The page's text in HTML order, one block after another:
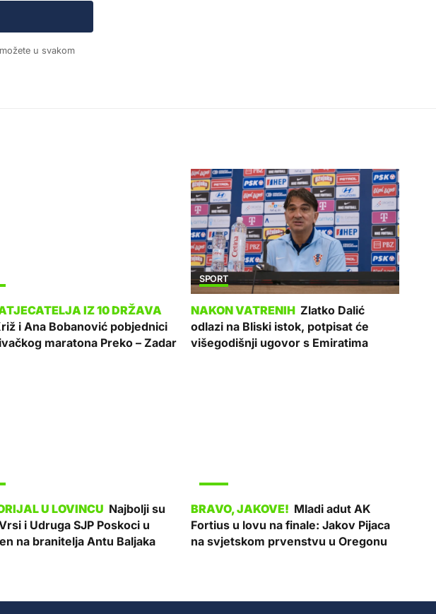
u svakom
i Ana Bobanović pobjednici
maratona Preko – Zadar
SPORT
Zlatko Dalić
odlazi na Bliski istok, potpisat će
višegodišnji ugovor s Emiratima
Najbolji su
i Udruga SJP Poskoci u
na branitelja Antu Baljaka
Mladi adut AK
Fortius u lovu na finale: Jakov Pijaca
na svjetskom prvenstvu u Oregonu